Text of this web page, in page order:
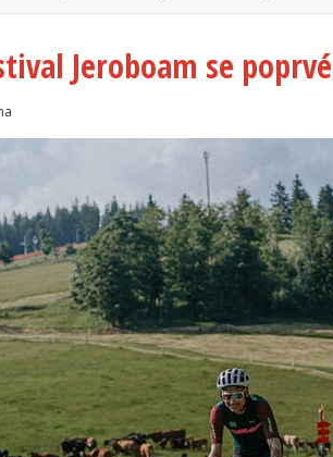
Jeroboam se